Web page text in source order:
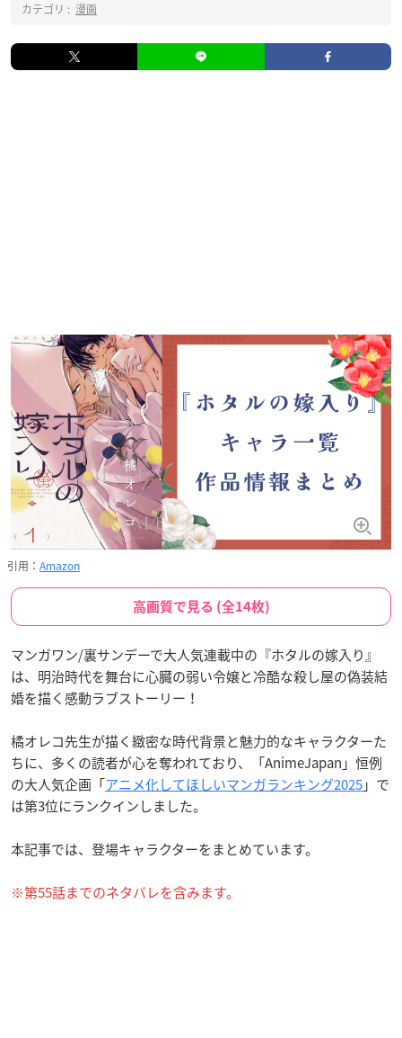
カテゴリ : 漫画
引用： Amazon
高画質で見る (全14枚)
マンガワン/裏サンデーで大人気連載中の『ホタルの嫁入り』
は、明治時代を舞台に心臓の弱い令嬢と冷酷な殺し屋の偽装結
婚を描く感動ラブストーリー！
橘オレコ先生が描く緻密な時代背景と魅力的なキャラクターた
ちに、多くの読者が心を奪われており、「AnimeJapan」恒例
の大人気企画「アニメ化してほしいマンガランキング2025」で
は第3位にランクインしました。
本記事では、登場キャラクターをまとめています。
※第55話までのネタバレを含みます。